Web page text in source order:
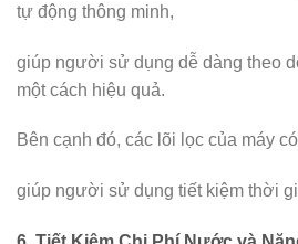
tự động thông minh,
giúp người sử dụng dễ dàng theo
một cách hiệu quả.
Bên cạnh đó, các lõi lọc của máy
giúp người sử dụng tiết kiệm thời